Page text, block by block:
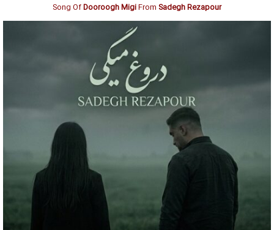
Song OfDooroogh MigiFrom Sadegh Rezapour